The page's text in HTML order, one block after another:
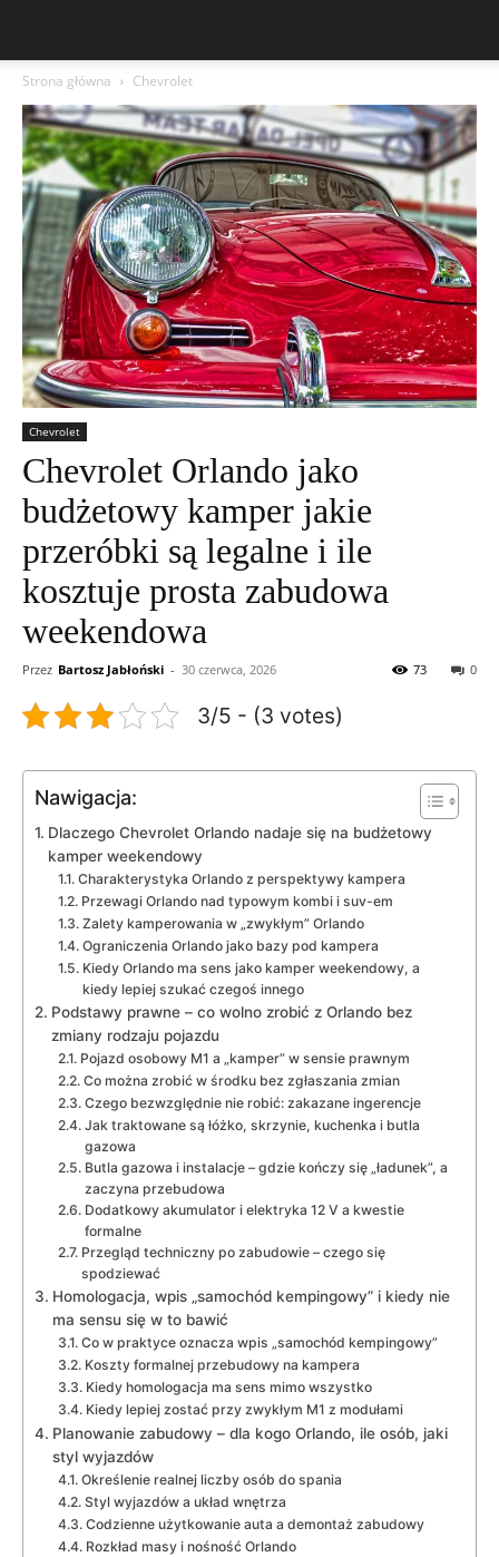
Strona główna Chevrolet
Chevrolet
Chevrolet Orlando jako
budżetowy kamper jakie
przeróbki są legalne i ile
kosztuje prosta zabudowa
weekendowa
Przez Bartosz Jabłoński - 30 czerwca, 2026 0
73
3/5 - (3 votes)
Nawigacja:
Dlaczego Chevrolet Orlando nadaje się na budżetowy
kamper weekendowy
Charakterystyka Orlando z perspektywy kampera
Przewagi Orlando nad typowym kombi i suv-em
Zalety kamperowania w „zwykłym” Orlando
Ograniczenia Orlando jako bazy pod kampera
Kiedy Orlando ma sens jako kamper weekendowy, a
kiedy lepiej szukać czegoś innego
Podstawy prawne – co wolno zrobić z Orlando bez
zmiany rodzaju pojazdu
Pojazd osobowy M1 a „kamper” w sensie prawnym
Co można zrobić w środku bez zgłaszania zmian
Czego bezwzględnie nie robić: zakazane ingerencje
Jak traktowane są łóżko, skrzynie, kuchenka i butla
gazowa
Butla gazowa i instalacje – gdzie kończy się „ładunek”, a
zaczyna przebudowa
Dodatkowy akumulator i elektryka 12 V a kwestie
formalne
Przegląd techniczny po zabudowie – czego się
spodziewać
Homologacja, wpis „samochód kempingowy” i kiedy nie
ma sensu się w to bawić
Co w praktyce oznacza wpis „samochód kempingowy”
Koszty formalnej przebudowy na kampera
Kiedy homologacja ma sens mimo wszystko
Kiedy lepiej zostać przy zwykłym M1 z modułami
Planowanie zabudowy – dla kogo Orlando, ile osób, jaki
styl wyjazdów
Określenie realnej liczby osób do spania
Styl wyjazdów a układ wnętrza
Codzienne użytkowanie auta a demontaż zabudowy
Rozkład masy i nośność Orlando